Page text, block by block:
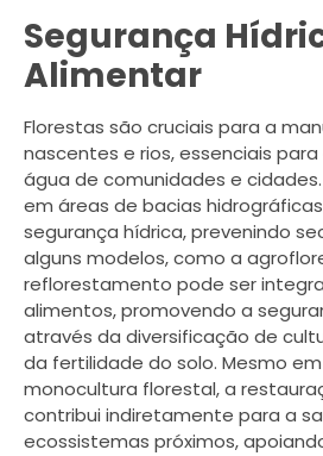
Segurança
Alimentar
Florestas são cruciais para a
nascentes e rios, essenciais
água de comunidades e
em áreas de bacias
segurança hídrica, prevenindo
alguns modelos, como a
reflorestamento pode ser
alimentos, promovendo a
através da diversificação de
da fertilidade do solo. Mesmo
monocultura florestal, a
contribui indiretamente para a
ecossistemas próximos,